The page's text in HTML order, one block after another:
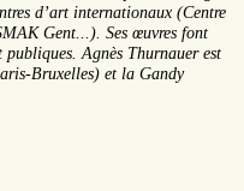
d’art internationaux (Centre
Gent...). Ses œuvres font
publiques. Agnès Thurnauer est
Bruxelles) et la Gandy